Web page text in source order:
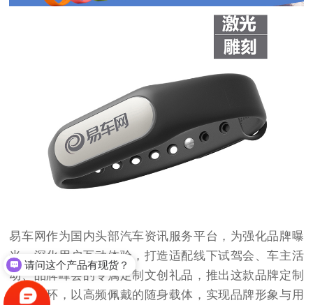
易车网作为国内头部汽车资讯服务平台，为强化品牌曝
光、深化用户互动体验，打造适配线下试驾会、车主活
动、品牌峰会的专属定制文创礼品，推出这款品牌定制
硅胶手环，以高频佩戴的随身载体，实现品牌形象与用
请问这个产品有现货？